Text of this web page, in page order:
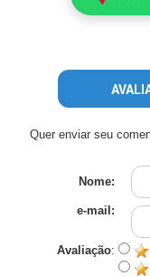
Quer enviar seu
Nome:
e-mail:
Avaliação: